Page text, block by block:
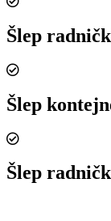
Šlep
Šlep
Šlep